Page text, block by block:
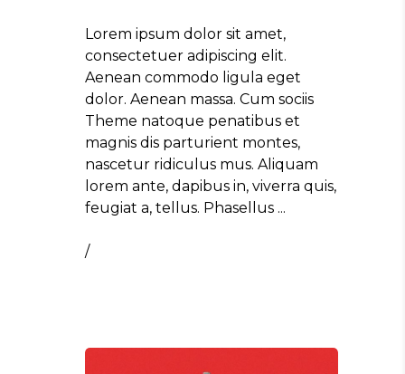
Lorem ipsum dolor sit amet,
consectetuer adipiscing elit.
Aenean commodo ligula eget
dolor. Aenean massa. Cum sociis
Theme natoque penatibus et
magnis dis parturient montes,
nascetur ridiculus mus. Aliquam
lorem ante, dapibus in, viverra quis,
feugiat a, tellus. Phasellus
/